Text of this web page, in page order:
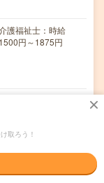
護福祉士：時給
円～1875円
リネンやシ…
キル不要 / 英語力
ランクOK★履歴書
保険完備＼…
取ろう！